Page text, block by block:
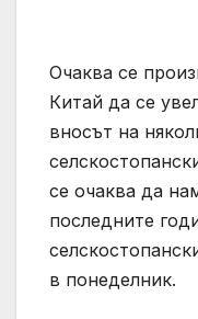
Очаква се
Китай да се
вносът на
се очаква да
последните
в понеделник.